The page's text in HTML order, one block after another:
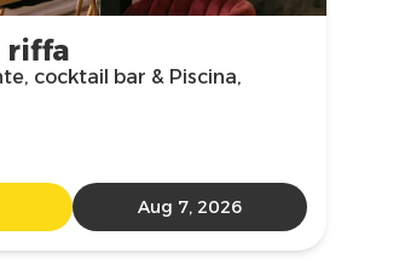
riffa
cocktail bar & Piscina,
Aug 7, 2026